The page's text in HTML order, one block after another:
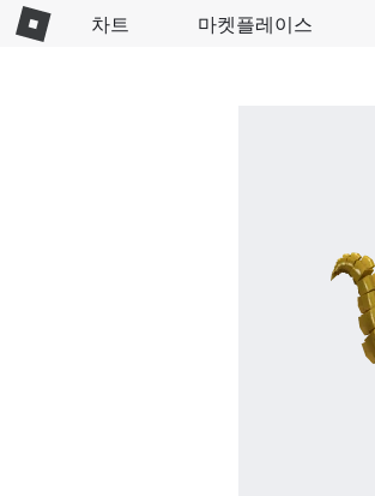
차트 마켓플레이스